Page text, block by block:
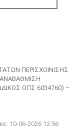
ΠΕΡΙΣΧΟΙΝΙΣΗΣ
ΟΠΣ 6034760) –
10-06-2026 12:56